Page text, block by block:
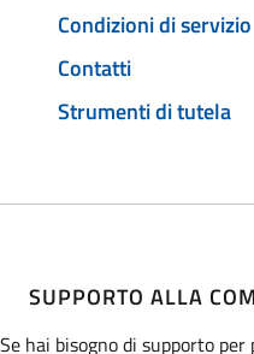
Condizioni di servizio
Contatti
Strumenti di tutela
SUPPORTO ALLA
Se hai bisogno di supporto